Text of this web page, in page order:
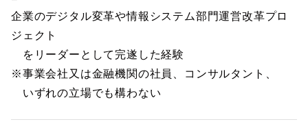
企業のデジタル変革や情報システム部門運営改革プロ
ジェクト
をリーダーとして完遂した経験
※事業会社又は金融機関の社員、コンサルタント、
いずれの立場でも構わない